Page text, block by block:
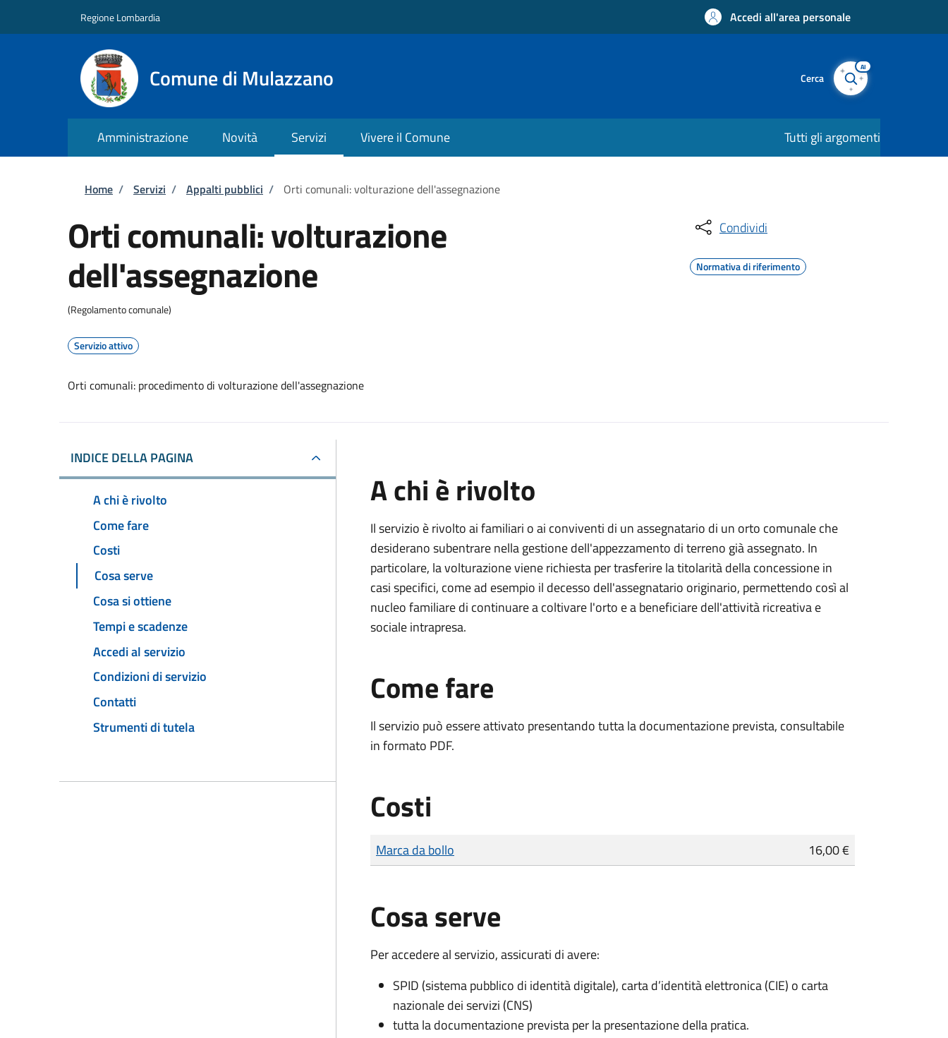
Regione Lombardia Accedi all'area personale
Comune di Mulazzano Cerca
AI
Amministrazione Novità Servizi Vivere il Comune Tutti gli argomenti
Briciole di pane
Home / Servizi / Appalti pubblici / Orti comunali: volturazione dell'assegnazione
Orti comunali: volturazione
dell'assegnazione
(Regolamento comunale)
Servizio attivo
Orti comunali: procedimento di volturazione dell'assegnazione
Condividi
Normativa di riferimento
INDICE DELLA PAGINA
A chi è rivolto
Come fare
Costi
Cosa serve
Cosa si ottiene
Tempi e scadenze
Accedi al servizio
Condizioni di servizio
Contatti
Strumenti di tutela
A chi è rivolto
Il servizio è rivolto ai familiari o ai conviventi di un assegnatario di un orto comunale che
desiderano subentrare nella gestione dell'appezzamento di terreno già assegnato. In
particolare, la volturazione viene richiesta per trasferire la titolarità della concessione in
casi specifici, come ad esempio il decesso dell'assegnatario originario, permettendo così al
nucleo familiare di continuare a coltivare l'orto e a beneficiare dell'attività ricreativa e
sociale intrapresa.
Come fare
Il servizio può essere attivato presentando tutta la documentazione prevista, consultabile
in formato PDF.
Costi
Tipo di pagamento
Importo
Marca da bollo 16,00 €
Cosa serve
Per accedere al servizio, assicurati di avere:
SPID (sistema pubblico di identità digitale), carta d’identità elettronica (CIE) o carta
nazionale dei servizi (CNS)
tutta la documentazione prevista per la presentazione della pratica.